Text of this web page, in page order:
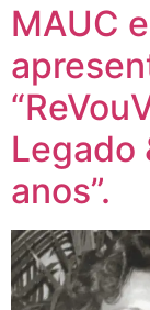
MAUC
Legado
anos”.